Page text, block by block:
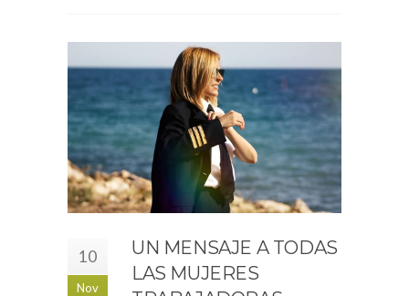
10
Nov
UN MENSAJE A TODAS
LAS MUJERES